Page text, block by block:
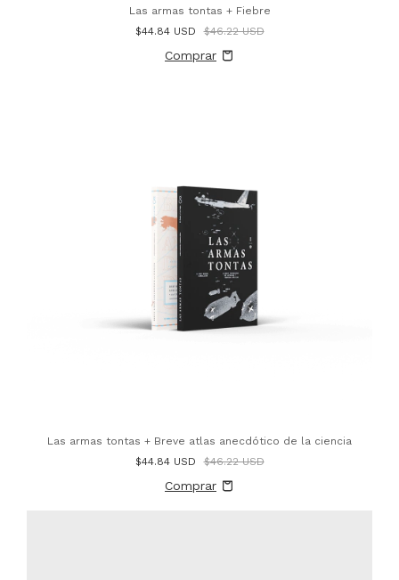
Las armas tontas + Fiebre
$44.84 USD
$46.22 USD
Las armas tontas + Breve atlas anecdótico de la ciencia
$44.84 USD
$46.22 USD